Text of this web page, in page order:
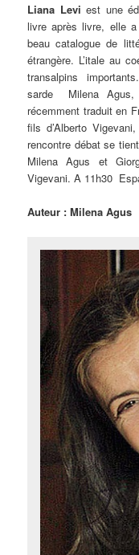
Liana Levi est une
livre après livre, elle
beau catalogue de
étrangère. L’itale au
transalpins
sarde Milena Agus,
récemment traduit en
fils d’Alberto
rencontre débat se
Milena Agus et
Vigevani. A 11h30
Auteur : Milena Agus